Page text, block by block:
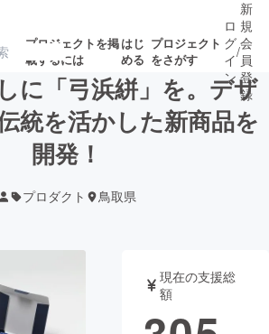
プロジェクトを掲
載するには
はじ
める
プロジェクト
をさがす
注目の新着プロ 募集終了が近いプ
ジー・ガジェット
ロ
グ
イ
ン
/
新
規
会
員
登
録
に「弓浜絣」を。デザ
統を活かした新商品を
開発！
プロダクト 鳥取県
現在の支援総
額